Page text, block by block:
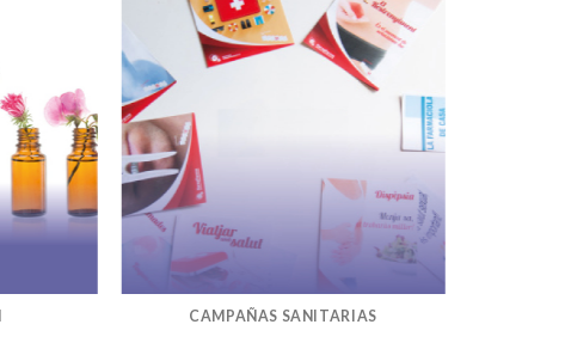
CAMPAÑAS SANITARIAS